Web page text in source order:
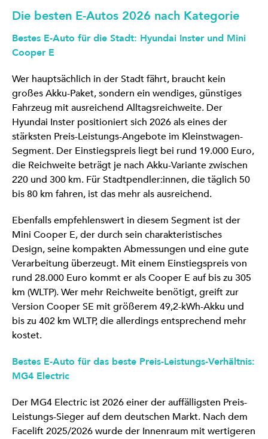
Die besten E-Autos 2026 nach Kategorie
Bestes E-Auto für die Stadt: Hyundai Inster und Mini
Cooper E
Wer hauptsächlich in der Stadt fährt, braucht kein
großes Akku-Paket, sondern ein wendiges, günstiges
Fahrzeug mit ausreichend Alltagsreichweite. Der
Hyundai Inster positioniert sich 2026 als eines der
stärksten Preis-Leistungs-Angebote im Kleinstwagen-
Segment. Der Einstiegspreis liegt bei rund 19.000 Euro,
die Reichweite beträgt je nach Akku-Variante zwischen
220 und 300 km. Für Stadtpendler:innen, die täglich 50
bis 80 km fahren, ist das mehr als ausreichend.
Ebenfalls empfehlenswert in diesem Segment ist der
Mini Cooper E, der durch sein charakteristisches
Design, seine kompakten Abmessungen und eine gute
Verarbeitung überzeugt. Mit einem Einstiegspreis von
rund 28.000 Euro kommt er als Cooper E auf bis zu 305
km (WLTP). Wer mehr Reichweite benötigt, greift zur
Version Cooper SE mit größerem 49,2-kWh-Akku und
bis zu 402 km WLTP, die allerdings entsprechend mehr
kostet.
Bestes E-Auto für das beste Preis-Leistungs-Verhältnis:
MG4 Electric
Der MG4 Electric ist 2026 einer der auffälligsten Preis-
Leistungs-Sieger auf dem deutschen Markt. Nach dem
Facelift 2025/2026 wurde der Innenraum mit wertigeren